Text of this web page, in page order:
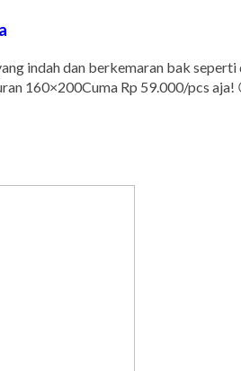
indah dan berkemaran bak
160×200Cuma Rp 59.000/pcs